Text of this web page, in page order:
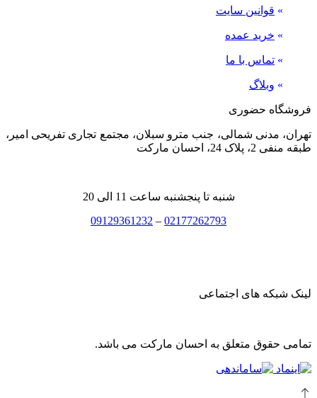
» قوانین سایت
» خرید عمده
» تماس با ما
» وبلاگ
فروشگاه حضوری
تهران، مدنی شمالی، جنب مترو سبلان، مجتمع تجاری تفریحی امیر،
طبقه منفی 2، پلاک 24، احسان مارکت
شنبه تا پنجشنبه ساعت 11 الی 20
02177262793
–
09129361232
لینک شبکه های اجتماعی
تمامی حقوق متعلق به احسان مارکت می باشد.